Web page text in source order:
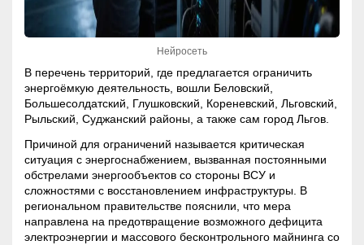
Нейросеть
В перечень территорий, где предлагается ограничить
энергоёмкую деятельность, вошли Беловский,
Большесолдатский, Глушковский, Кореневский, Льговский,
Рыльский, Суджанский районы, а также сам город Льгов.
Причиной для ограничений называется критическая
ситуация с энергоснабжением, вызванная постоянными
обстрелами энергообъектов со стороны ВСУ и
сложностями с восстановлением инфраструктуры. В
региональном правительстве пояснили, что мера
направлена на предотвращение возможного дефицита
электроэнергии и массового бесконтрольного майнинга со